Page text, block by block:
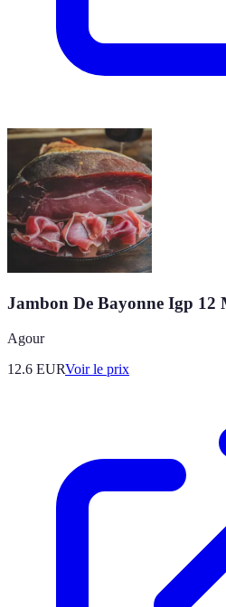
Jambon De Bayonne Igp 12
Agour
12.6 EURVoir le prix